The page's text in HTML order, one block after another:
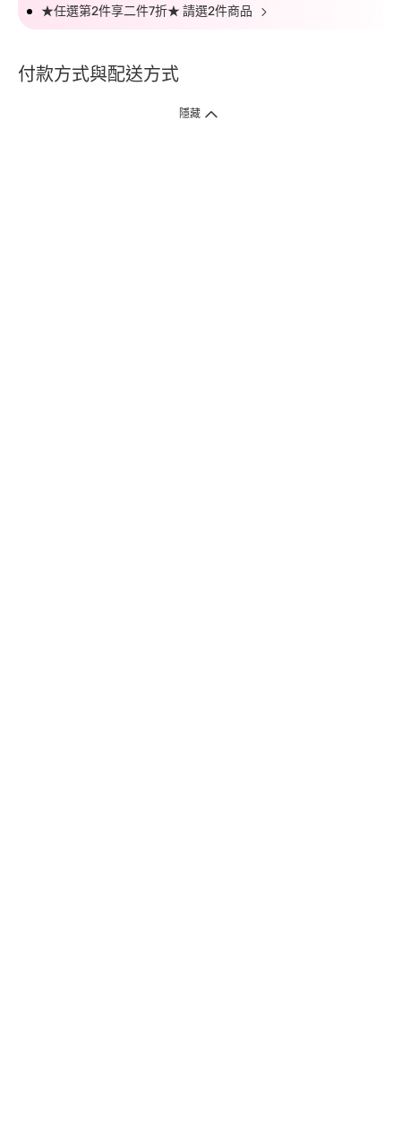
★任選第2件享二件7折★ 請選2件商品
付款方式與配送方式
隱藏